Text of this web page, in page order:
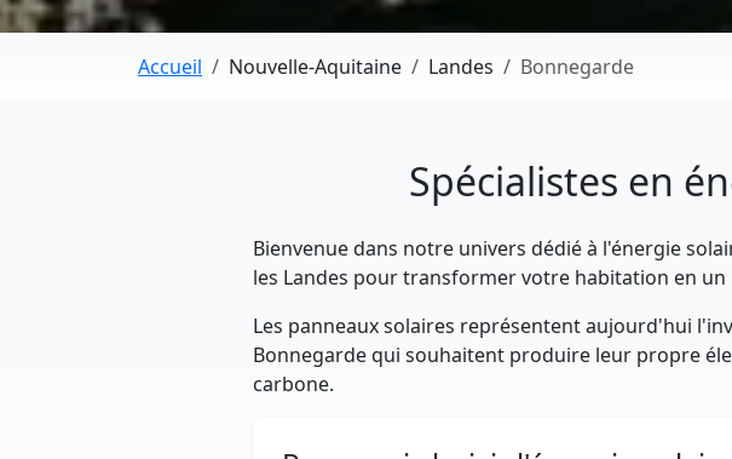
Accueil Nouvelle-Aquitaine Landes Bonnegarde
Spécialistes en
Bienvenue dans notre univers dédié à l'énergie
les Landes pour transformer votre habitation en
Les panneaux solaires représentent aujourd'hui
Bonnegarde qui souhaitent produire leur propre
carbone.